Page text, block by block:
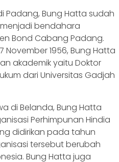
Padang, Bung Hatta sudah
bendahara
Bond Cabang Padang.
1956, Bung Hatta
akademik yaitu Doktor
dari Universitas Gadjah
di Belanda, Bung Hatta
Perhimpunan Hindia
didirikan pada tahun
tersebut berubah
Bung Hatta juga